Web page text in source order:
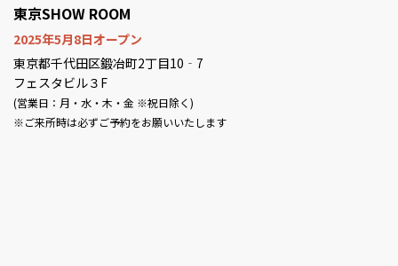
東京SHOW ROOM
2025年5月8日オープン
東京都千代田区鍛冶町2丁目10‐7
フェスタビル３F
(営業日：月・水・木・金 ※祝日除く)
※ご来所時は必ずご予約をお願いいたします